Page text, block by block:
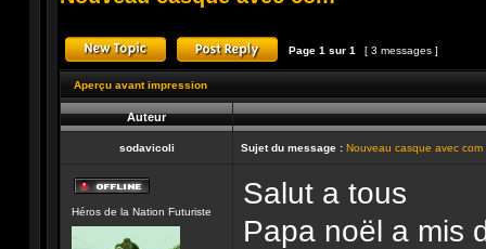
Publier un nouveau sujetRépondre au sujet
Page 1 sur 1 [ 3 messages ]
Aperçu avant impression
Auteur
sodavicoli Sujet du message : Nouveau casque avec com
ligne
Héros de la Nation Futuriste
Salut a tous
Papa noël a mis